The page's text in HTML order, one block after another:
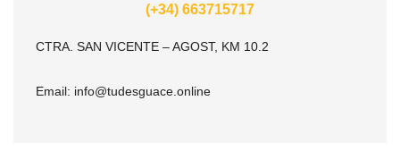
(+34) 663715717
CTRA. SAN VICENTE – AGOST, KM 10.2
Email: info@tudesguace.online